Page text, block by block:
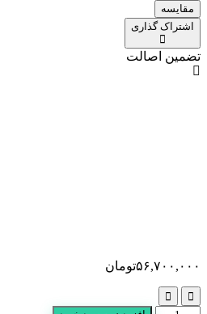
مقایسه
اشتراک گذاری
تضمین اصالت
۵۶,۷۰۰,۰۰۰تومان